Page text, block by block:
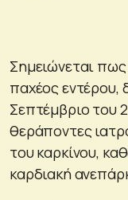
Σημειώνεται
παχέος εντέρου,
Σεπτέμβριο του
θεράποντες
του καρκίνου,
καρδιακή